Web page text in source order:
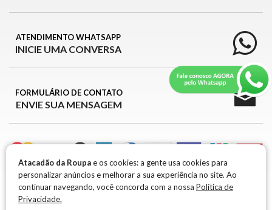
ATENDIMENTO WHATSAPP
INICIE UMA CONVERSA
FORMULÁRIO DE CONTATO
ENVIE SUA MENSAGEM
ATACADÃO DA ROUPA © 2026
Atacadão da Roupae os cookies: a gente usa cookies para
personalizar anúncios e melhorar a sua experiência no site. Ao
continuar navegando, você concorda com a nossa Política de
Privacidade.